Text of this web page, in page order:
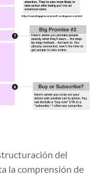
del
la comprensión de